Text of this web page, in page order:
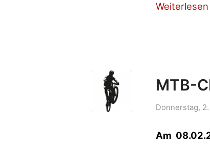
Weiterlesen
MTB-
Donnerstag,
Am